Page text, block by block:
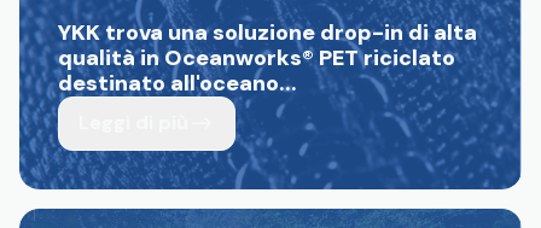
YKK trova una soluzione drop-in di alta
qualità in Oceanworks®PET riciclato
destinato all'oceano...